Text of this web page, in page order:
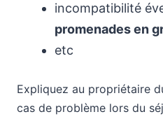
incompatibilité
promenades en
etc
Expliquez au propriétaire
cas de problème lors du